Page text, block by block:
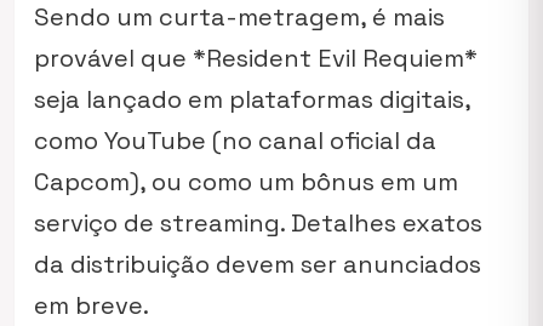
Sendo um curta-metragem, é mais
provável que *Resident Evil Requiem*
seja lançado em plataformas digitais,
como YouTube (no canal oficial da
Capcom), ou como um bônus em um
serviço de streaming. Detalhes exatos
da distribuição devem ser anunciados
em breve.